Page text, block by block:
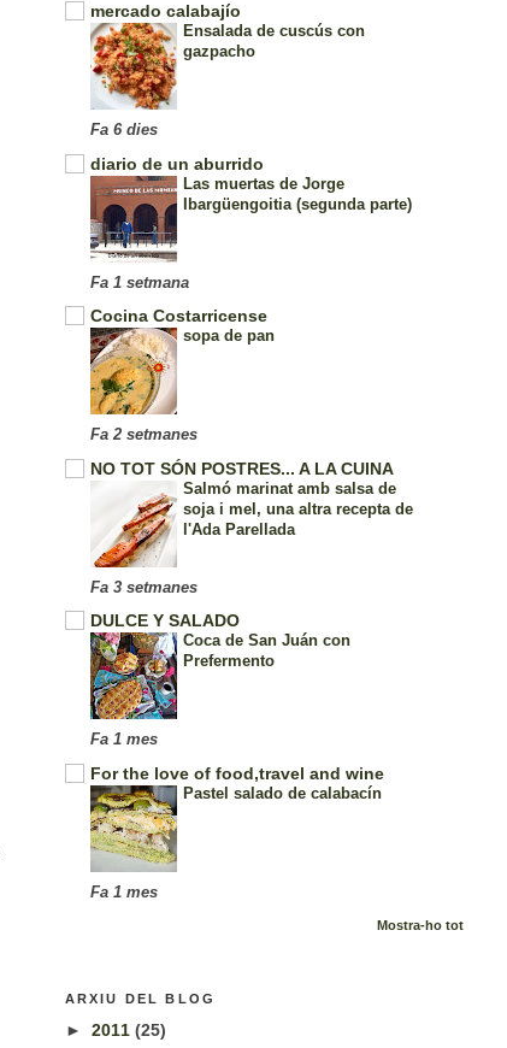
mercado calabajío
Ensalada de cuscús con
gazpacho
Fa 6 dies
diario de un aburrido
Las muertas de Jorge
Ibargüengoitia (segunda parte)
Fa 1 setmana
Cocina Costarricense
sopa de pan
Fa 2 setmanes
NO TOT SÓN POSTRES... A LA CUINA
Salmó marinat amb salsa de
soja i mel, una altra recepta de
l'Ada Parellada
Fa 3 setmanes
DULCE Y SALADO
Coca de San Juán con
Prefermento
Fa 1 mes
For the love of food,travel and wine
Pastel salado de calabacín
Fa 1 mes
Mostra-ho tot
ARXIU DEL BLOG
► 2011 (25)